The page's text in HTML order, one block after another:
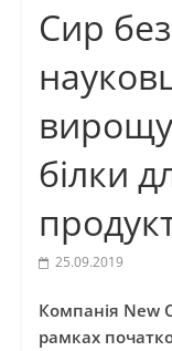
Сир
білки
25.09.2019
Компанія New
рамках